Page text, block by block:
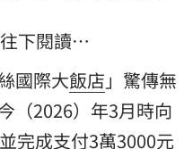
下閱讀…
國際大飯店 」驚傳無
（2026）年3月時向
完成支付3萬3000元